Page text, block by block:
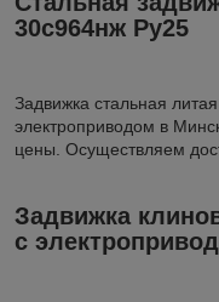
30с964нж Ру25
Задвижка стальная
электроприводом в
цены. Осуществляем
Задвижка
с